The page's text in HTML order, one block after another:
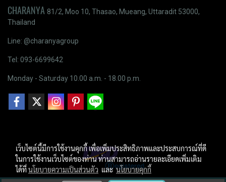
CHARANYA 81/2, Moo 10, Thasao, Mueang, Uttaradit 53000,
Thailand
Line: @charanyagroup
Tel: 093-6699642
Monday - Saturday 10.00 a.m. - 18.00 p.m.
เว็บไซต์นี้มีการใช้งานคุกกี้ เพื่อเพิ่มประสิทธิภาพและประสบการณ์ที่ดี
ในการใช้งานเว็บไซต์ของท่าน ท่านสามารถอ่านรายละเอียดเพิ่มเติม
ได้ที่นโยบายความเป็นส่วนตัว และนโยบายคุกกี้